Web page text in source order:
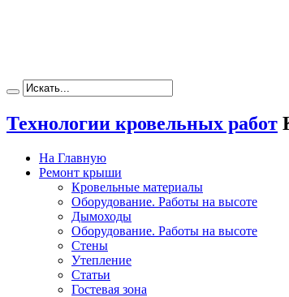
Технологии кровельных работ
На Главную
Ремонт крыши
Кровельные материалы
Оборудование. Работы на высоте
Дымоходы
Оборудование. Работы на высоте
Стены
Утепление
Статьи
Гостевая зона